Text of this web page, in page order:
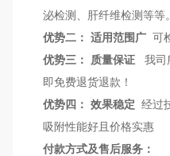
泌检测、肝纤维检测等等
优势二： 适用范围广 可
优势三： 质量保证 我司
即免费退货退款！
优势四： 效果稳定 经过
吸附性能好且价格实惠
付款方式及售后服务：